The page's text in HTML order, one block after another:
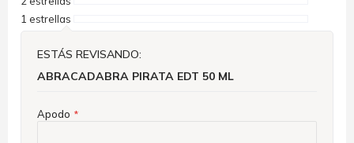
1 estrellas
ESTÁS REVISANDO:
ABRACADABRA PIRATA EDT 50 ML
Apodo